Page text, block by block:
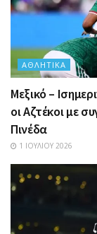
ΑΘΛΗΤΙΚΆ
Μεξικό –
οι Αζτέκοι με
Πινέδα
1 ΙΟΥΛΊΟΥ 2026